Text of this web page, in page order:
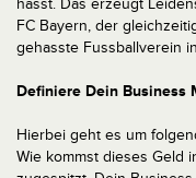
hasst. Das erzeugt
FC Bayern, der
gehasste Fussballverein
Definiere Dein Business
Hierbei geht es um
Wie kommst dieses Geld